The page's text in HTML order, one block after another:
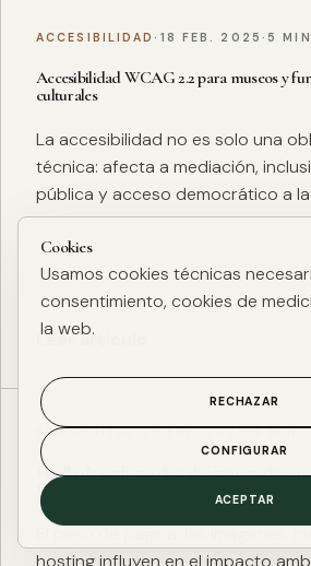
ACCESIBILIDAD · 18 FEB. 2025 · 5 MIN
Accesibilidad WCAG 2.2 para museos y
culturales
La accesibilidad no es solo una
técnica: afecta a mediación,
pública y acceso democrático a
Leer artículo
ESG DIGITAL·27 ENE. 2025·4 MIN
Huella de carbono digital: cómo medir y
ESG de una web
El peso de página, las imágenes,
hosting influyen en el impacto
Cookies
Usamos cookies técnicas
consentimiento, cookies de
la web.
RECHAZAR
CONFIGURAR
ACEPTAR